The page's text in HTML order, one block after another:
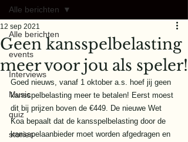
Alle berichten
events
Interviews
Music
quiz
stories
Alle berichten
Geen kansspelbelasting
meer voor jou als speler!
12 sep 2021
Goed nieuws, vanaf 1 oktober a.s. hoef jij geen
kansspelbelasting meer te betalen! Eerst moest
dit bij prijzen boven de €449. De nieuwe Wet
Koa bepaalt dat de kansspelbelasting door de
kansspelaanbieder moet worden afgedragen en